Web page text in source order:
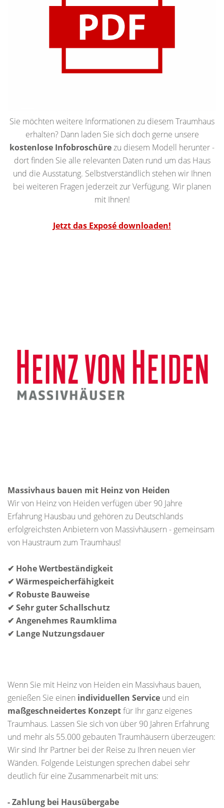
Sie möchten weitere Informationen zu diesem Traumhaus
erhalten? Dann laden Sie sich doch gerne unsere
kostenlose Infobroschürezu diesem Modell herunter -
dort finden Sie alle relevanten Daten rund um das Haus
und die Ausstatung. Selbstverständlich stehen wir Ihnen
bei weiteren Fragen jederzeit zur Verfügung. Wir planen
mit Ihnen!
Jetzt das Exposé downloaden!
Massivhaus bauen mit Heinz von Heiden
Wir von Heinz von Heiden verfügen über 90 Jahre
Erfahrung Hausbau und gehören zu Deutschlands
erfolgreichsten Anbietern von Massivhäusern - gemeinsam
von Haustraum zum Traumhaus!
✔ Hohe Wertbeständigkeit
✔ Wärmespeicherfähigkeit
✔ Robuste Bauweise
✔ Sehr guter Schallschutz
✔ Angenehmes Raumklima
✔ Lange Nutzungsdauer
Wenn Sie mit Heinz von Heiden ein Massivhaus bauen,
genießen Sie einen individuellen Service und ein
maßgeschneidertes Konzeptfür Ihr ganz eigenes
Traumhaus. Lassen Sie sich von über 90 Jahren Erfahrung
und mehr als 55.000 gebauten Traumhäusern überzeugen:
Wir sind Ihr Partner bei der Reise zu Ihren neuen vier
Wänden. Folgende Leistungen sprechen dabei sehr
deutlich für eine Zusammenarbeit mit uns:
- Zahlung bei Hausübergabe